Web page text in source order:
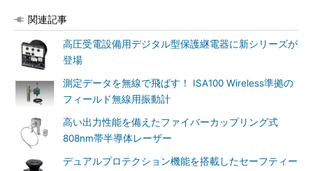
関連記事
高圧受電設備用デジタル型保護継電器に新シリーズが
登場
測定データを無線で飛ばす！ ISA100 Wireless準拠の
フィールド無線用振動計
高い出力性能を備えたファイバーカップリング式
808nm帯半導体レーザー
デュアルプロテクション機能を搭載したセーフティー